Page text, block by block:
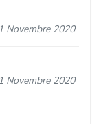
Novembre 2020
Novembre 2020